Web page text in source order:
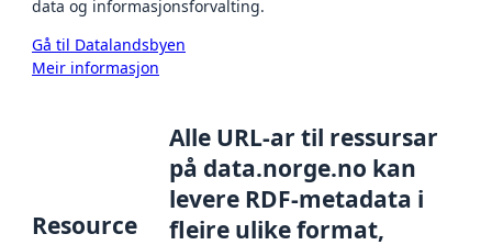
data og informasjonsforvalting.
Gå til Datalandsbyen
Meir informasjon
Resource
Alle URL-ar til ressursar
på data.norge.no kan
levere RDF-metadata i
fleire ulike format,